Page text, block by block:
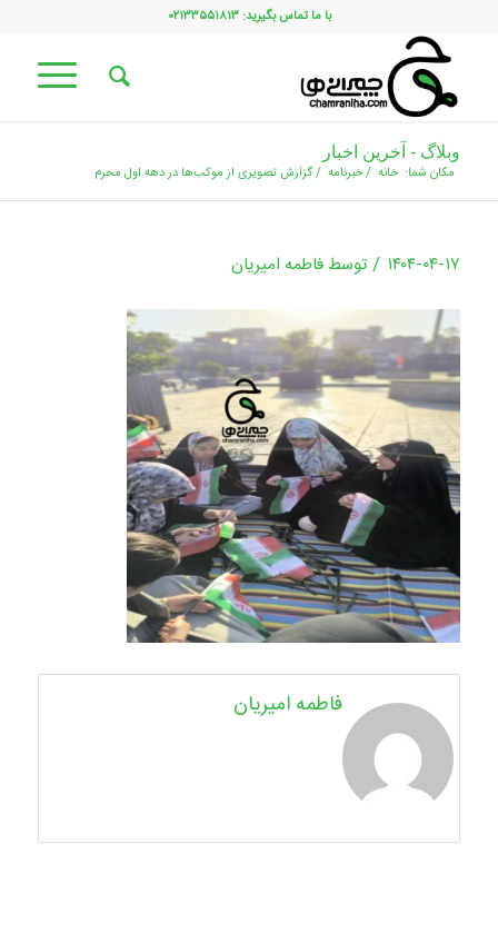
با ما تماس بگیرید: ۰۲۱۳۳۵۵۱۸۱۳
وبلاگ - آخرین اخبار
مکان شما: خانه /خبرنامه /گزارش تصویری از موکب‌ها در دهه اول محرم
۱۴۰۴-۰۴-۱۷ / توسطفاطمه امیریان
فاطمه امیریان